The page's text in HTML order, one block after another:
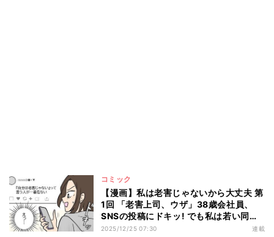
コミック
【漫画】私は老害じゃないから大丈夫 第
1回 「老害上司、ウザ」38歳会社員、
SNSの投稿にドキッ! でも私は若い同僚
と普通に話せるし…
2025/12/25 07:30 連載